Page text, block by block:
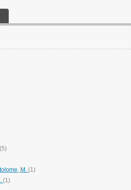
(5)
M.(1)
(1)